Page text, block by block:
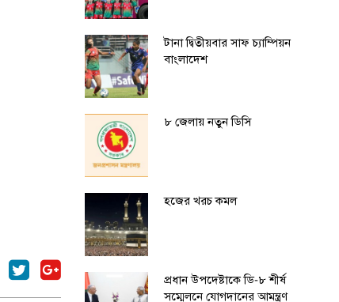
টানা দ্বিতীয়বার সাফ চ্যাম্পিয়ন
বাংলাদেশ
৮ জেলায় নতুন ডিসি
হজের খরচ কমল
প্রধান উপদেষ্টাকে ডি-৮ শীর্ষ
সম্মেলনে যোগদানের আমন্ত্রণ